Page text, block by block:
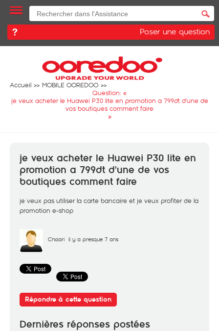
Poser une question
Accueil
MOBILE OOREDOO
Question: «
je veux acheter le Huawei P30 lite en promotion a 799dt d'une de
vos boutiques comment faire
»
je veux acheter le Huawei P30 lite en
promotion a 799dt d'une de vos
boutiques comment faire
je veux pas utiliser la carte bancaire et je veux profiter de la
promotion e-shop
Chaari il y a presque 7 ans
Répondre à cette question
Dernières réponses postées